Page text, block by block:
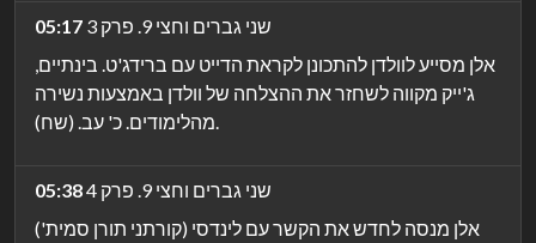
05:17
שני גברים וחצי 9. פרק 3
אלן מסייע לוולדן להתכונן לקראת הדייט עם ברידג'ט. בינתיים,
ג'ייק מקווה לשחזר את ההצלחה של וולדן באמצעות נשירה
מהלימודים. כ' עב. (שח).
05:38
שני גברים וחצי 9. פרק 4
אלן מנסה לחדש את הקשר עם לינדסי (קורתני תורן סמית')